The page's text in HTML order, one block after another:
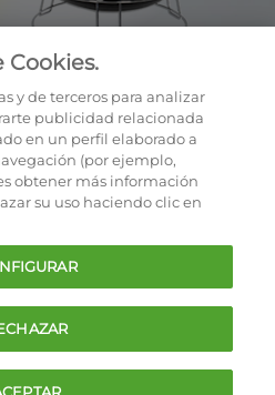
privacidad
de la oferta
Cookies.
y de terceros para analizar
publicidad relacionada
en un perfil elaborado a
(por ejemplo,
obtener más información
su uso haciendo clic en